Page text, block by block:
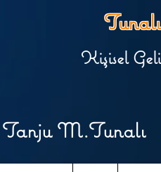
Kişisel
Tanju